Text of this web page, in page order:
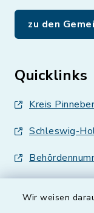
Wir weisen
zu den
Quicklinks
Kreis
Schleswig-